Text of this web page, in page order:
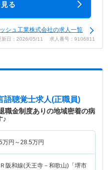
る
シュ工業株式会社の求人一覧
新日：2026/05/11 求人番号：9106811
語聴覚士求人(正職員)
職金制度ありの地域密着の病
♪
万円～28.5万円
Ｒ阪和線(天王寺－和歌山)「堺市